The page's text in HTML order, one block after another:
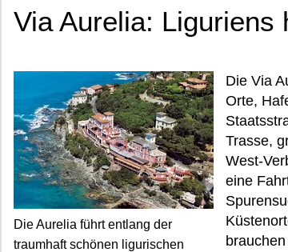
Via Aurelia:
Die Aurelia führt entlang der
traumhaft schönen ligurischen
Die Via
Orte,
Trasse,
West-
eine